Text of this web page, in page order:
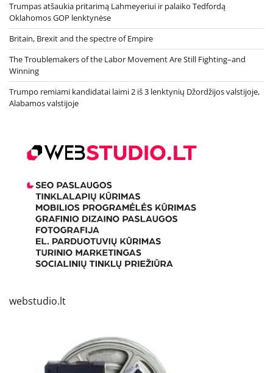
Trumpas atšaukia pritarimą Lahmeyeriui ir palaiko Tedfordą
Oklahomos GOP lenktynėse
Britain, Brexit and the spectre of Empire
The Troublemakers of the Labor Movement Are Still Fighting–and
Winning
Trumpo remiami kandidatai laimi 2 iš 3 lenktynių Džordžijos valstijoje,
Alabamos valstijoje
webstudio.lt